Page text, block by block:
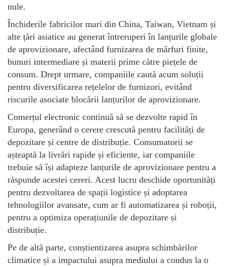
nule.
Închiderile fabricilor mari din China, Taiwan, Vietnam și
alte țări asiatice au generat întreruperi în lanțurile globale
de aprovizionare, afectând furnizarea de mărfuri finite,
bunuri intermediare și materii prime către piețele de
consum. Drept urmare, companiile caută acum soluții
pentru diversificarea rețelelor de furnizori, evitând
riscurile asociate blocării lanțurilor de aprovizionare.
Comerțul electronic continuă să se dezvolte rapid în
Europa, generând o cerere crescută pentru facilități de
depozitare și centre de distribuție. Consumatorii se
așteaptă la livrări rapide și eficiente, iar companiile
trebuie să își adapteze lanțurile de aprovizionare pentru a
răspunde acestei cereri. Acest lucru deschide oportunități
pentru dezvoltarea de spații logistice și adoptarea
tehnologiilor avansate, cum ar fi automatizarea și roboții,
pentru a optimiza operațiunile de depozitare și
distribuție.
Pe de altă parte, conștientizarea asupra schimbărilor
climatice și a impactului asupra mediului a condus la o